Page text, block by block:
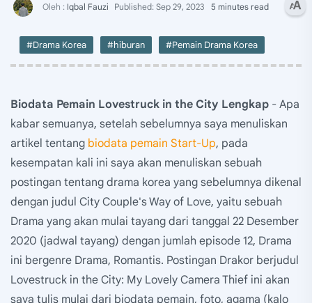
5 minutes read
#Drama Korea #hiburan #Pemain Drama Korea
Biodata Pemain Lovestruck in the City Lengkap - Apa
kabar semuanya, setelah sebelumnya saya menuliskan
artikel tentang biodata pemain Start-Up, pada
kesempatan kali ini saya akan menuliskan sebuah
postingan tentang drama korea yang sebelumnya dikenal
dengan judul City Couple's Way of Love, yaitu sebuah
Drama yang akan mulai tayang dari tanggal 22 Desember
2020 (jadwal tayang) dengan jumlah episode 12, Drama
ini bergenre Drama, Romantis. Postingan Drakor berjudul
Lovestruck in the City: My Lovely Camera Thief ini akan
saya tulis mulai dari biodata pemain, foto, agama (kalo